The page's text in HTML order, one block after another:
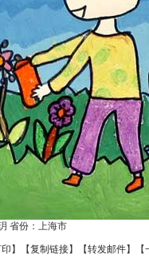
省份：上海市
】【复制链接】【转发邮件】